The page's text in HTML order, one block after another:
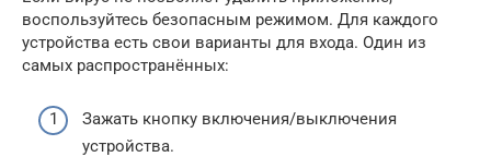
воспользуйтесь безопасным режимом. Для каждого
устройства есть свои варианты для входа. Один из
самых распространённых:
Зажать кнопку включения/выключения
устройства.